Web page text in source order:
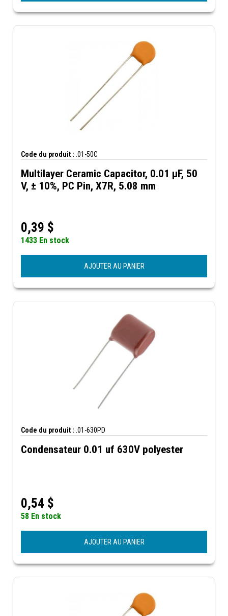
Code du produit : .01-50C
Multilayer Ceramic Capacitor, 0.01 µF, 50
V, ± 10%, PC Pin, X7R, 5.08 mm
0,39 $
1433 En stock
AJOUTER AU PANIER
Code du produit : .01-630PD
Condensateur 0.01 uf 630V polyester
0,54 $
58 En stock
AJOUTER AU PANIER